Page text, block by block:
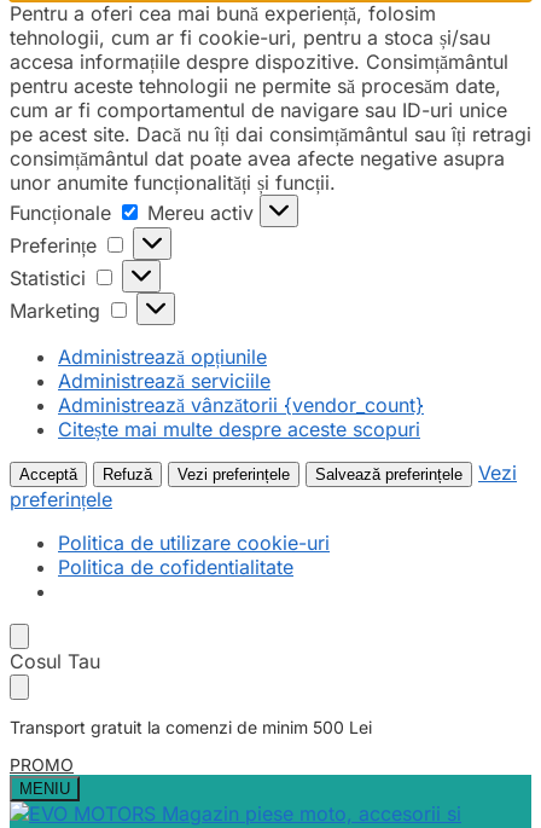
Pentru a oferi cea mai bună experiență, folosim
tehnologii, cum ar fi cookie-uri, pentru a stoca și/sau
accesa informațiile despre dispozitive. Consimțământul
pentru aceste tehnologii ne permite să procesăm date,
cum ar fi comportamentul de navigare sau ID-uri unice
pe acest site. Dacă nu îți dai consimțământul sau îți retragi
consimțământul dat poate avea afecte negative asupra
unor anumite funcționalități și funcții.
Funcționale
Funcționale
Mereu activ
Preferințe
Preferințe
Statistici
Statistici
Marketing
Marketing
Administrează opțiunile
Administrează serviciile
Administrează vânzătorii {vendor_count}
Citește mai multe despre aceste scopuri
Acceptă Refuză Vezi preferințele Salvează preferințele
Vezi
preferințele
Politica de utilizare cookie-uri
Politica de cofidentialitate
Skip
to
Skip
to
Cosul Tau
Transport gratuit la comenzi de minim 500 Lei
PROMO
MENIU